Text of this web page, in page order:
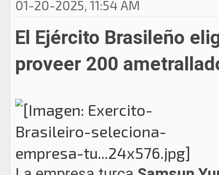
01-20-2025, 11:54 AM
El Ejército Brasileño
proveer 200